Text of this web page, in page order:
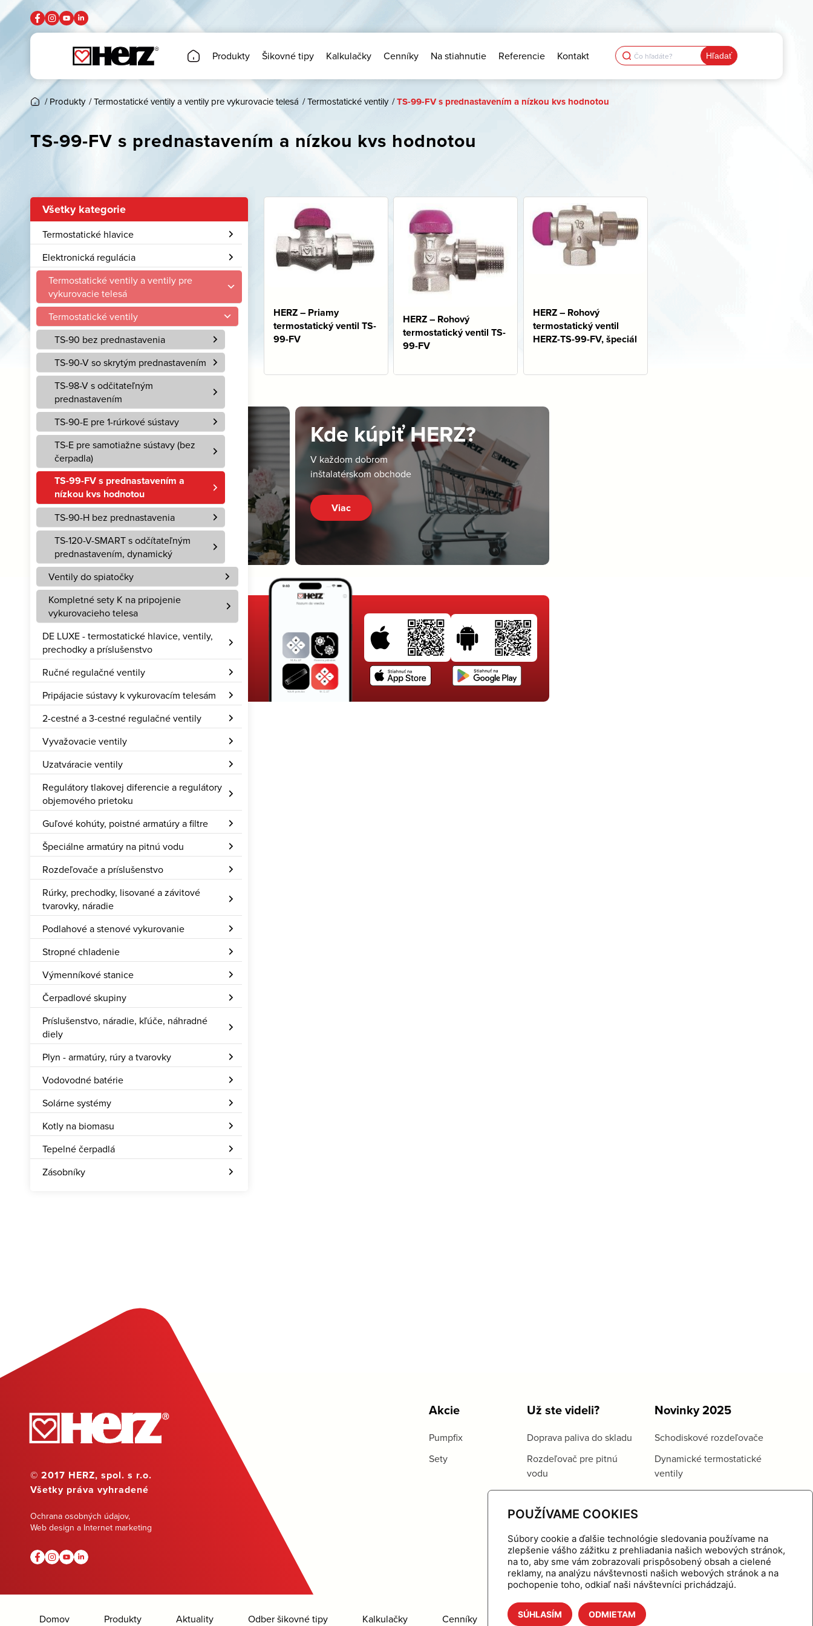
POUŽÍVAME COOKIES
Súbory cookie a ďalšie technológie sledovania používame na
zlepšenie vášho zážitku z prehliadania našich webových stránok,
na to, aby sme vám zobrazovali prispôsobený obsah a cielené
reklamy, na analýzu návštevnosti našich webových stránok a na
pochopenie toho, odkiaľ naši návštevníci prichádzajú.
SÚHLASÍM ODMIETAM
Všetky kategorie
Termostatické hlavice
Elektronická regulácia
Termostatické ventily a ventily pre
vykurovacie telesá
Termostatické ventily
TS-90 bez prednastavenia
TS-90-V so skrytým prednastavením
TS-98-V s odčitateľným
prednastavením
TS-90-E pre 1-rúrkové sústavy
TS-E pre samotiažne sústavy (bez
čerpadla)
TS-99-FV s prednastavením a
nízkou kvs hodnotou
TS-90-H bez prednastavenia
TS-120-V-SMART s odčítateľným
prednastavením, dynamický
Ventily do spiatočky
Kompletné sety K na pripojenie
vykurovacieho telesa
DE LUXE - termostatické hlavice, ventily,
prechodky a príslušenstvo
Ručné regulačné ventily
Pripájacie sústavy k vykurovacím telesám
2-cestné a 3-cestné regulačné ventily
Vyvažovacie ventily
Uzatváracie ventily
Regulátory tlakovej diferencie a regulátory
objemového prietoku
Guľové kohúty, poistné armatúry a filtre
Špeciálne armatúry na pitnú vodu
Rozdeľovače a príslušenstvo
Rúrky, prechodky, lisované a závitové
tvarovky, náradie
Podlahové a stenové vykurovanie
Stropné chladenie
Výmenníkové stanice
Čerpadlové skupiny
Príslušenstvo, náradie, kľúče, náhradné
diely
Plyn - armatúry, rúry a tvarovky
Vodovodné batérie
Solárne systémy
Kotly na biomasu
Tepelné čerpadlá
Zásobníky
Produkty Šikovné tipy Kalkulačky Cenníky Na stiahnutie Referencie Kontakt Search
for:
/ Produkty /Termostatické ventily a ventily pre vykurovacie telesá /Termostatické ventily /TS-99-FV s prednastavením a nízkou kvs hodnotou
TS-99-FV s prednastavením a nízkou kvs hodnotou
HERZ – Priamy
termostatický ventil TS-
99-FV
HERZ – Rohový
termostatický ventil TS-
99-FV
HERZ – Rohový
termostatický ventil
HERZ-TS-99-FV, špeciál
Kotly na biomasu
Sú ideálnym riešením
práve pre vás?
Viac
Kde kúpiť HERZ?
V každom dobrom
inštalatérskom obchode
Viac
Stiahnite si našu aplikáciu
Hcalc – Rozum do vrecka
© 2017 HERZ, spol. s r.o.
Všetky práva vyhradené
Ochrana osobných údajov,
Web design a Internet marketing
Akcie
Pumpfix
Sety
Už ste videli?
Doprava paliva do skladu
Rozdeľovač pre pitnú
vodu
Novinky 2025
Schodiskové rozdeľovače
Dynamické termostatické
ventily
Domov Produkty Aktuality Odber šikovné tipy Kalkulačky Cenníky Na stiahnutie Referencie